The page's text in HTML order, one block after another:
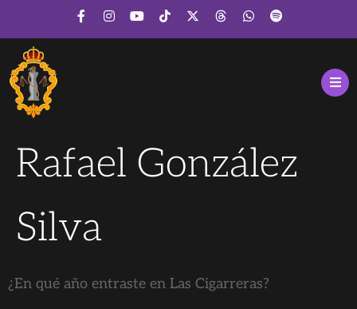
Rafael González
Silva
¿En qué año entraste en Las Cigarreras?